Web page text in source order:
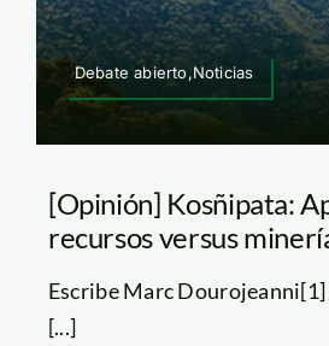
Debate abierto,Noticias
[Opinión] Kosñipata:
recursos versus
Escribe Marc
[...]